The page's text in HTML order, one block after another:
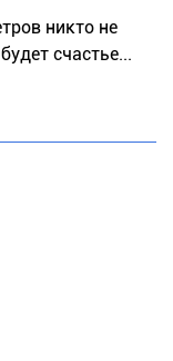
никто не
счастье...